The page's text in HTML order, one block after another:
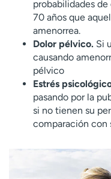
probabilidades
70 años que
amenorrea.
Dolor pélvico. Si
causando
pélvico
Estrés
pasando por la
si no tienen su
comparación con